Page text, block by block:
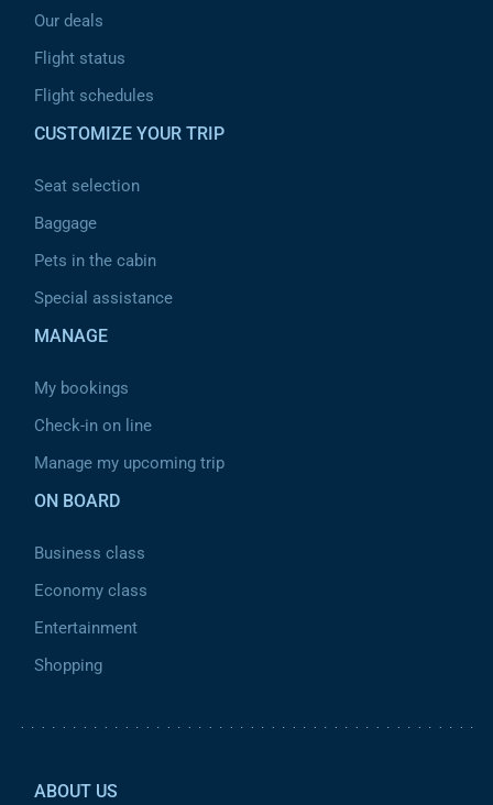
Our deals
Flight status
Flight schedules
CUSTOMIZE YOUR TRIP
Seat selection
Baggage
Pets in the cabin
Special assistance
MANAGE
My bookings
Check-in on line
Manage my upcoming trip
ON BOARD
Business class
Economy class
Entertainment
Shopping
ABOUT US